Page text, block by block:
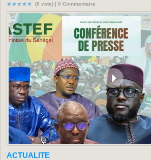
(0 vote) | 0 Commentaire
ACTUALITE